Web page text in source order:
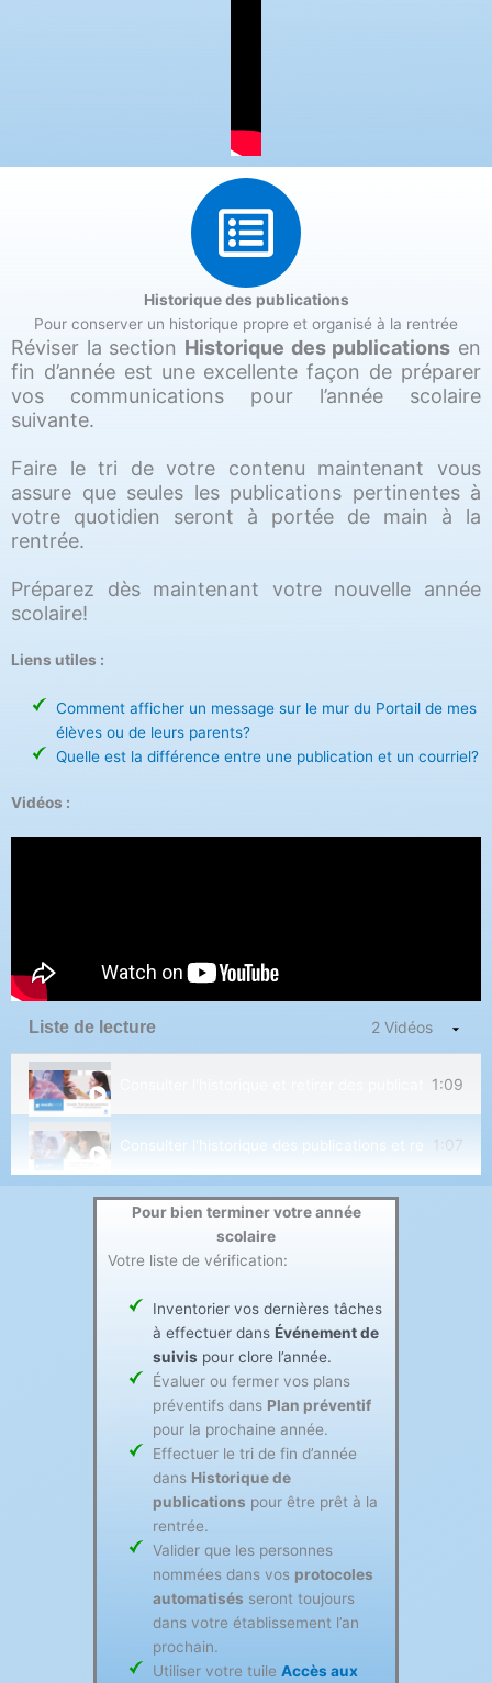
Historique des publications
Pour conserver un historique propre et organisé à la rentrée
Réviser la section Historique des publications en
fin d’année est une excellente façon de préparer
vos communications pour l’année scolaire
suivante.
Faire le tri de votre contenu maintenant vous
assure que seules les publications pertinentes à
votre quotidien seront à portée de main à la
rentrée.
Préparez dès maintenant votre nouvelle année
scolaire!
Liens utiles :
Comment afficher un message sur le mur du Portail de mes
élèves ou de leurs parents?
Quelle est la différence entre une publication et un courriel?
Vidéos :
Liste de lecture 2 Vidéos
Consulter l'historique et retirer des publications -
1:09
Consulter l'historique des publications et retirer des
1:07
Pour bien terminer votre année
scolaire
Votre liste de vérification:
Inventorier vos dernières tâches
à effectuer dansÉvénement de
suivis pour clore l’année.
Évaluer ou fermer vos plans
préventifs dans Plan préventif
pour la prochaine année.
Effectuer le tri de fin d’année
dans Historique de
publications pour être prêt à la
rentrée.
Valider que les personnes
nommées dans vos protocoles
automatisés seront toujours
dans votre établissement l’an
prochain.
Utiliser votre tuileAccès aux